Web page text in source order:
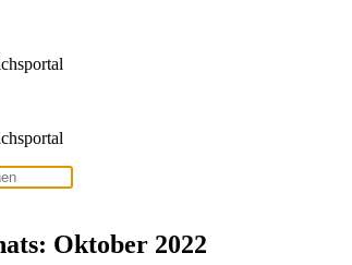
Oktober 2022